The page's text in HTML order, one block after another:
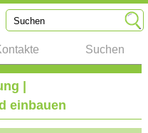
Suchen
|
einbauen